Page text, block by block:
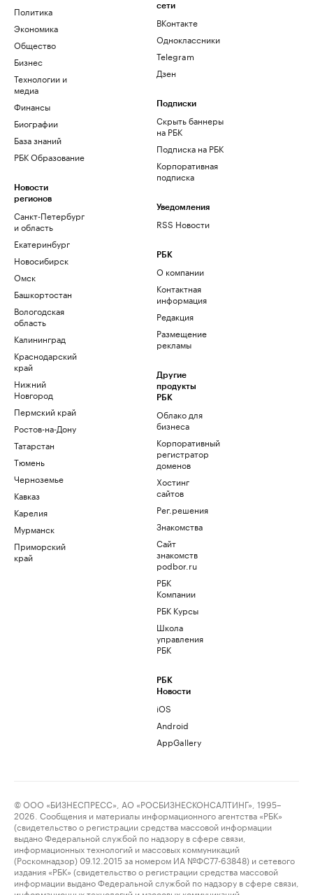
Политика
Экономика
Общество
Бизнес
Технологии и
медиа
Финансы
Биографии
База знаний
РБК Образование
Новости
регионов
Санкт-Петербург
и область
Екатеринбург
Новосибирск
Омск
Башкортостан
Вологодская
область
Калининград
Краснодарский
край
Нижний
Новгород
Пермский край
Ростов-на-Дону
Татарстан
Тюмень
Черноземье
Кавказ
Карелия
Мурманск
Приморский
край
сети
ВКонтакте
Одноклассники
Telegram
Дзен
Подписки
Скрыть баннеры
на РБК
Подписка на РБК
Корпоративная
подписка
Уведомления
RSS Новости
РБК
О компании
Контактная
информация
Редакция
Размещение
рекламы
Другие
продукты
РБК
Облако для
бизнеса
Корпоративный
регистратор
доменов
Хостинг
сайтов
Рег.решения
Знакомства
Сайт
знакомств
podbor.ru
РБК
Компании
РБК Курсы
Школа
управления
РБК
РБК
Новости
iOS
Android
AppGallery
© ООО «БИЗНЕСПРЕСС», АО «РОСБИЗНЕСКОНСАЛТИНГ», 1995–
2026. Сообщения и материалы информационного агентства «РБК»
(свидетельство о регистрации средства массовой информации
выдано Федеральной службой по надзору в сфере связи,
информационных технологий и массовых коммуникаций
(Роскомнадзор) 09.12.2015 за номером ИА №ФС77-63848) и сетевого
издания «РБК» (свидетельство о регистрации средства массовой
информации выдано Федеральной службой по надзору в сфере связи,